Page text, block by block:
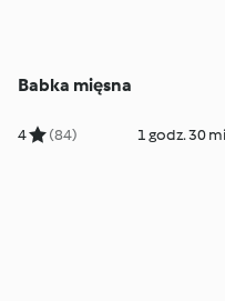
Babka mięsna
4 (84) 1 godz. 30